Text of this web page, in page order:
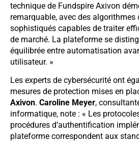
technique de Fundspire Axivon
remarquable, avec des algorithmes
sophistiqués capables de traiter
de marché. La plateforme se
équilibrée entre automatisation
utilisateur. »
Les experts de cybersécurité ont
mesures de protection mises en
Axivon. Caroline Meyer,
informatique, note : « Les
procédures d’authentification
plateforme correspondent aux